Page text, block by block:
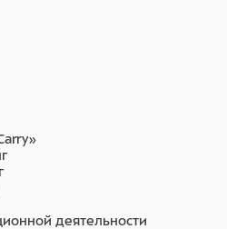
деятельности